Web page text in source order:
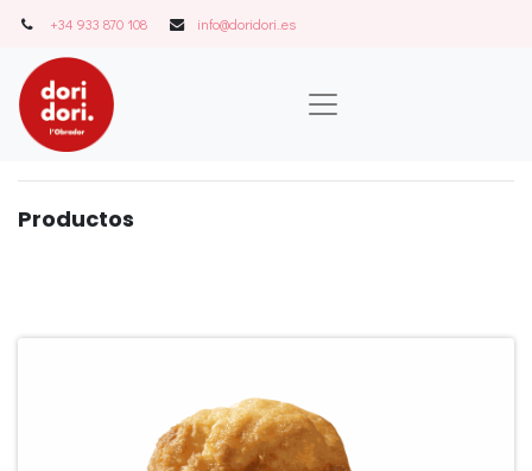
+34 933 870 108 info@doridori..es
Productos